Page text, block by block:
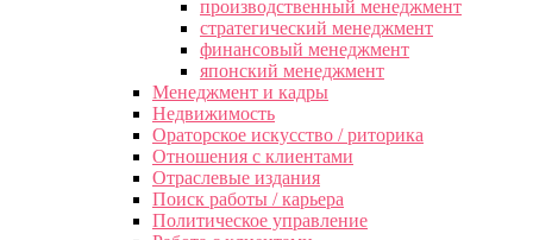
производственный менеджмент
стратегический менеджмент
финансовый менеджмент
японский менеджмент
Менеджмент и кадры
Недвижимость
Ораторское искусство / риторика
Отношения с клиентами
Отраслевые издания
Поиск работы / карьера
Политическое управление